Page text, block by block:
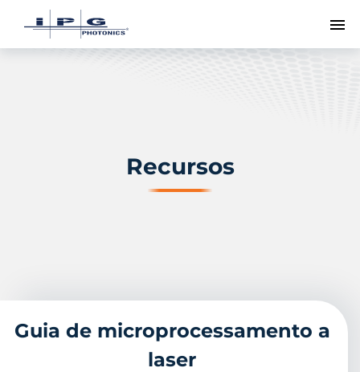
Recursos
Guia de microprocessamento a
laser